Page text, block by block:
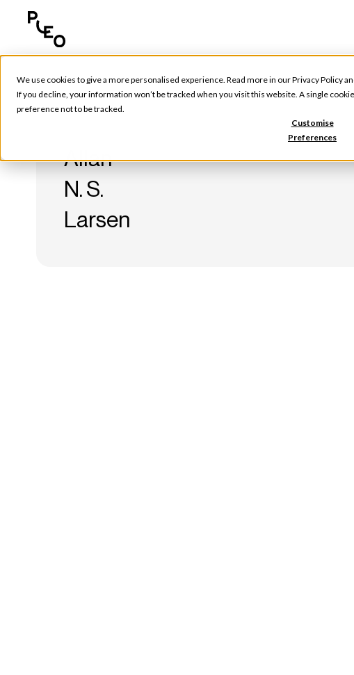
We use cookies to give a more personalised experience. Read more in ourPrivacy Policy
If you decline, your information won’t be tracked when you visit this website. A single
preference not to be tracked.
Customise
Preferences
Allan
N. S.
Larsen